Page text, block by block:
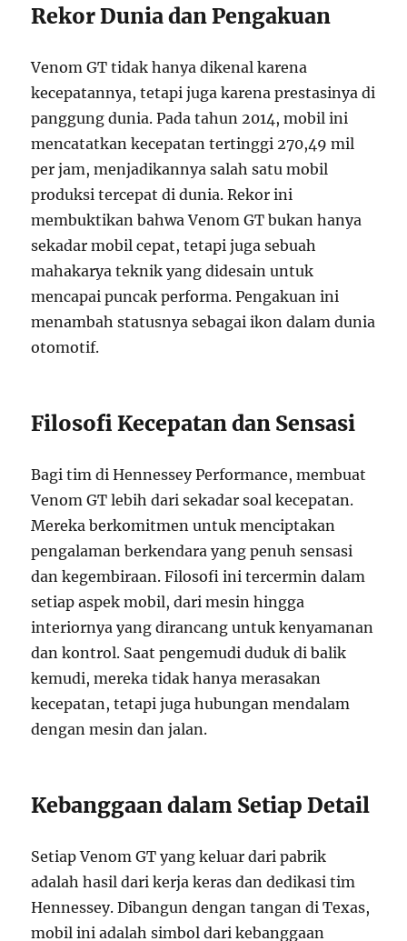
Rekor Dunia dan Pengakuan
Venom GT tidak hanya dikenal karena
kecepatannya, tetapi juga karena prestasinya di
panggung dunia. Pada tahun 2014, mobil ini
mencatatkan kecepatan tertinggi 270,49 mil
per jam, menjadikannya salah satu mobil
produksi tercepat di dunia. Rekor ini
membuktikan bahwa Venom GT bukan hanya
sekadar mobil cepat, tetapi juga sebuah
mahakarya teknik yang didesain untuk
mencapai puncak performa. Pengakuan ini
menambah statusnya sebagai ikon dalam dunia
otomotif.
Filosofi Kecepatan dan Sensasi
Bagi tim di Hennessey Performance, membuat
Venom GT lebih dari sekadar soal kecepatan.
Mereka berkomitmen untuk menciptakan
pengalaman berkendara yang penuh sensasi
dan kegembiraan. Filosofi ini tercermin dalam
setiap aspek mobil, dari mesin hingga
interiornya yang dirancang untuk kenyamanan
dan kontrol. Saat pengemudi duduk di balik
kemudi, mereka tidak hanya merasakan
kecepatan, tetapi juga hubungan mendalam
dengan mesin dan jalan.
Kebanggaan dalam Setiap Detail
Setiap Venom GT yang keluar dari pabrik
adalah hasil dari kerja keras dan dedikasi tim
Hennessey. Dibangun dengan tangan di Texas,
mobil ini adalah simbol dari kebanggaan